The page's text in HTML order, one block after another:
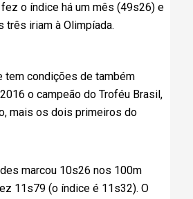
o índice há um mês (49s26) e
três iriam à Olimpíada.
tem condições de também
o campeão do Troféu Brasil,
mais os dois primeiros do
marcou 10s26 nos 100m
11s79 (o índice é 11s32). O